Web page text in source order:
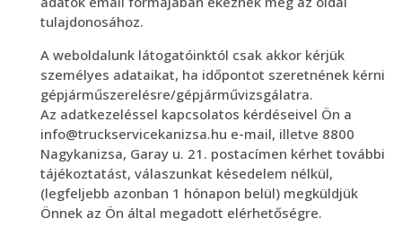
tulajdonosához.
A weboldalunk látogatóinktól csak akkor kérjük
személyes adataikat, ha időpontot szeretnének kérni
gépjárműszerelésre/gépjárművizsgálatra.
Az adatkezeléssel kapcsolatos kérdéseivel Ön a
info@truckservicekanizsa.hu e-mail, illetve 8800
Nagykanizsa, Garay u. 21. postacímen kérhet további
tájékoztatást, válaszunkat késedelem nélkül,
(legfeljebb azonban 1 hónapon belül) megküldjük
Önnek az Ön által megadott elérhetőségre.